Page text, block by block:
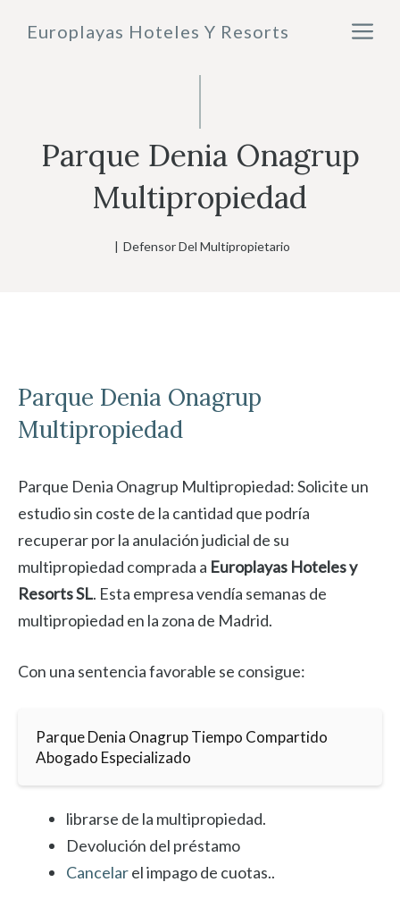
Europlayas Hoteles Y Resorts
Parque Denia Onagrup
Multipropiedad
| Defensor Del Multipropietario
Parque Denia Onagrup
Multipropiedad
Parque Denia Onagrup Multipropiedad: Solicite un
estudio sin coste de la cantidad que podría
recuperar por la anulación judicial de su
multipropiedad comprada a Europlayas Hoteles y
Resorts SL. Esta empresa vendía semanas de
multipropiedad en la zona de Madrid.
Con una sentencia favorable se consigue:
Parque Denia Onagrup Tiempo Compartido
Abogado Especializado
librarse de la multipropiedad.
Devolución del préstamo
Cancelarel impago de cuotas..